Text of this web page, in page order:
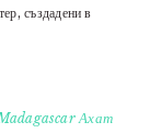
създадени в
Ахат